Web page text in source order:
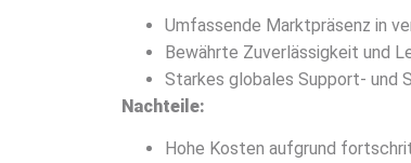
Umfassende Marktpräsenz in
Bewährte Zuverlässigkeit und
Starkes globales Support- und
Nachteile:
Hohe Kosten aufgrund